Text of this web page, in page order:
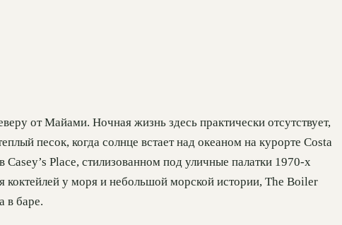
от Майами. Ночная жизнь здесь практически отсутствует,
песок, когда солнце встает над океаном на курорте Costa
Place, стилизованном под уличные палатки 1970-х
у моря и небольшой морской истории, The Boiler
в баре.